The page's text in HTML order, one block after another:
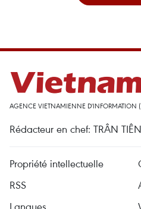
AGENCE VIETNAMIENNE D'INFORMATION
Rédacteur en chef: TRÂN
Propriété intellectuelle
RSS